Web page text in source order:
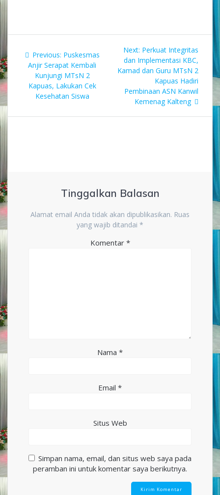
posPrevious: Previous
post:
Puskesmas
Anjir Serapat Kembali
Kunjungi MTsN 2
Kapuas, Lakukan Cek
Kesehatan Siswa
Next: Next
post:
Perkuat Integritas
dan Implementasi KBC,
Kamad dan Guru MTsN 2
Kapuas Hadiri
Pembinaan ASN Kanwil
Kemenag Kalteng
Tinggalkan Balasan
Alamat email Anda tidak akan dipublikasikan. Ruas
yang wajib ditandai *
Komentar *
Nama *
Email *
Situs Web
Simpan nama, email, dan situs web saya pada
peramban ini untuk komentar saya berikutnya.